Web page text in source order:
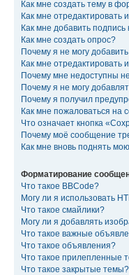
Как мне создать тему в
Как мне отредактировать
Как мне добавить
Как мне создать опрос?
Почему я не могу
Как мне отредактировать
Почему мне недоступны
Почему я не могу
Почему я получил
Как мне пожаловаться на
Что означает кнопка
Почему моё сообщение
Как мне вновь поднять
Форматирование
Что такое BBCode?
Могу ли я использовать
Что такое смайлики?
Могу ли я добавлять
Что такое важные
Что такое объявления?
Что такое прилепленные
Что такое закрытые темы?